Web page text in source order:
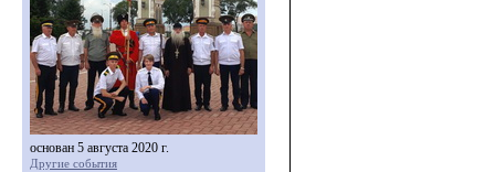
основан 5 августа 2020 г.
Другие события